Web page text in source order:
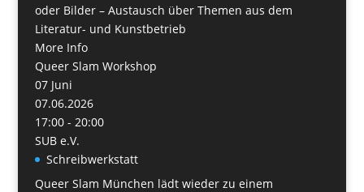
oder Bilder – Austausch über Themen aus dem
Literatur- und Kunstbetrieb
More Info
Queer Slam Workshop
07 Juni
07.06.2026
17:00 - 20:00
SUB e.V.
Schreibwerkstatt
Queer Slam München lädt wieder zu einem